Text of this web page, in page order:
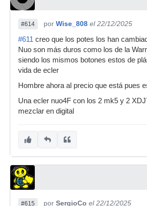
#614 por Wise_808 el 22/12/2025
#611 creo que los potes los han
Nuo son más duros como los de la
siendo los mismos botones estos de
vida de ecler
Hombre ahora al precio que está pues
Una ecler nuo4F con los 2 mk5 y 2
mezclar en digital
#615 por SergioCo el 22/12/2025